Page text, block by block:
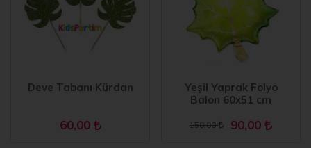
Deve Tabanı Kürdan
60,00
Yeşil Yaprak Folyo
Balon 60x51 cm
150,00 90,00